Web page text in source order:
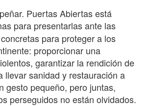
Puertas Abiertas está
para presentarlas ante las
para proteger a los
proporcionar una
garantizar la rendición de
llevar sanidad y restauración a
gesto pequeño, pero juntas,
perseguidos no están olvidados.